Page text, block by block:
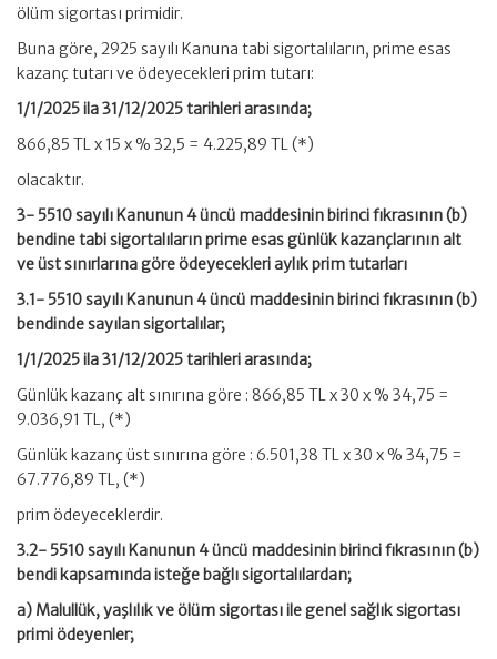
ölüm sigortası primidir.
Buna göre, 2925 sayılı Kanuna tabi sigortalıların, prime esas
kazanç tutarı ve ödeyecekleri prim tutarı:
1/1/2025 ila 31/12/2025 tarihleri arasında;
866,85 TL x 15 x % 32,5 = 4.225,89 TL (*)
olacaktır.
3- 5510 sayılı Kanunun 4 üncü maddesinin birinci fıkrasının (b)
bendine tabi sigortalıların prime esas günlük kazançlarının alt
ve üst sınırlarına göre ödeyecekleri aylık prim tutarları
3.1- 5510 sayılı Kanunun 4 üncü maddesinin birinci fıkrasının (b)
bendinde sayılan sigortalılar;
1/1/2025 ila 31/12/2025 tarihleri arasında;
Günlük kazanç alt sınırına göre : 866,85 TL x 30 x % 34,75 =
9.036,91 TL, (*)
Günlük kazanç üst sınırına göre : 6.501,38 TL x 30 x % 34,75 =
67.776,89 TL, (*)
prim ödeyeceklerdir.
3.2- 5510 sayılı Kanunun 4 üncü maddesinin birinci fıkrasının (b)
bendi kapsamında isteğe bağlı sigortalılardan;
a) Malullük, yaşlılık ve ölüm sigortası ile genel sağlık sigortası
primi ödeyenler;